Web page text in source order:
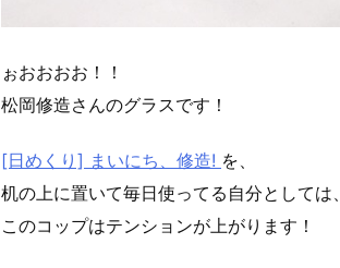
ぉおおおお！！
松岡修造さんのグラスです！
[日めくり] まいにち、修造! を、
机の上に置いて毎日使ってる自分としては、
このコップはテンションが上がります！